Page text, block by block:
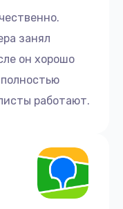
занял
он хорошо
работают.